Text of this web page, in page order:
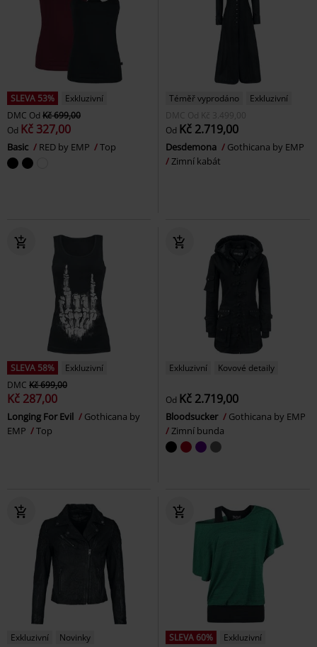
SLEVA 53%
Exkluzivní
DMC Od Kč 699,00
Od Kč 327,00
Basic RED by EMP Top
Téměř vyprodáno
Exkluzivní
DMC Od Kč 3.499,00
Od Kč 2.719,00
Desdemona
Gothicana by EMP
Zimní kabát
SLEVA 58%
Exkluzivní
DMC Kč 699,00
Kč 287,00
Longing For Evil
Gothicana by
EMP
Top
Exkluzivní Kovové detaily
Od Kč 2.719,00
Bloodsucker
Gothicana by EMP
Zimní bunda
Exkluzivní Novinky SLEVA 60%
Exkluzivní